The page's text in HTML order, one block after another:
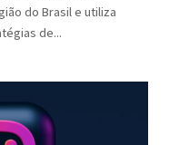
do Brasil e utiliza
de...